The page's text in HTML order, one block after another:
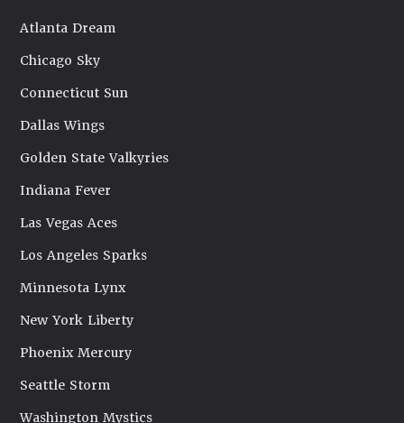
Atlanta Dream
Chicago Sky
Connecticut Sun
Dallas Wings
Golden State Valkyries
Indiana Fever
Las Vegas Aces
Los Angeles Sparks
Minnesota Lynx
New York Liberty
Phoenix Mercury
Seattle Storm
Washington Mystics